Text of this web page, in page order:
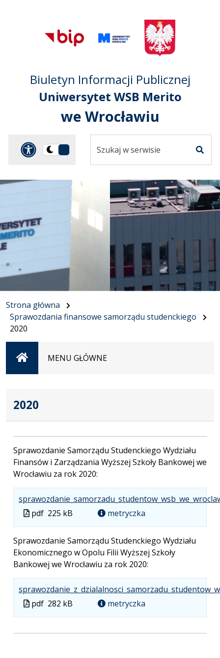
głównego menu
Przejdź do treści
Przejdź do mapy
serwisu
Biuletyn Informacji Publicznej
Uniwersytet WSB Merito
we Wrocławiu
Panel dostosowania
Przełącz
serwisie
Strona główna
Sprawozdania finansowe samorządu studenckiego
2020
StronaMENU GŁÓWNE
2020
Sprawozdanie Samorządu Studenckiego Wydziału
Finansów i Zarządzania Wyższej Szkoły Bankowej we
Wrocławiu za rok 2020:
Plik
w
formacie
pdf 225 kB metryczka
Sprawozdanie Samorządu Studenckiego Wydziału
Ekonomicznego w Opolu Filii Wyższej Szkoły
Bankowej we Wrocławiu za rok 2020:
Plik
w
pdf 282 kB metryczka